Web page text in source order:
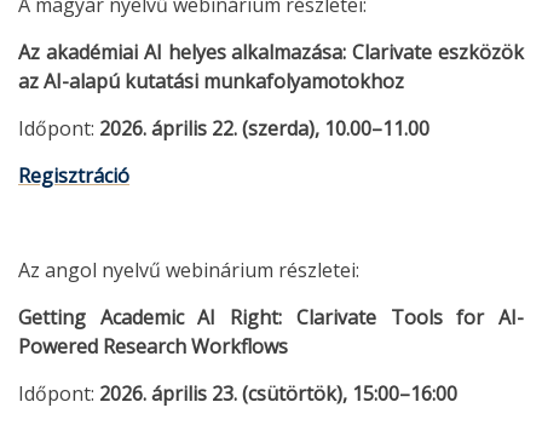
Az akadémiai AI helyes alkalmazása: Clarivate eszközök
az AI-alapú kutatási munkafolyamotokhoz
Időpont: 2026. április 22. (szerda), 10.00–11.00
Regisztráció
Az angol nyelvű webinárium részletei:
Getting Academic AI Right: Clarivate Tools for AI-
Powered Research Workflows
Időpont: 2026. április 23. (csütörtök), 15:00–16:00